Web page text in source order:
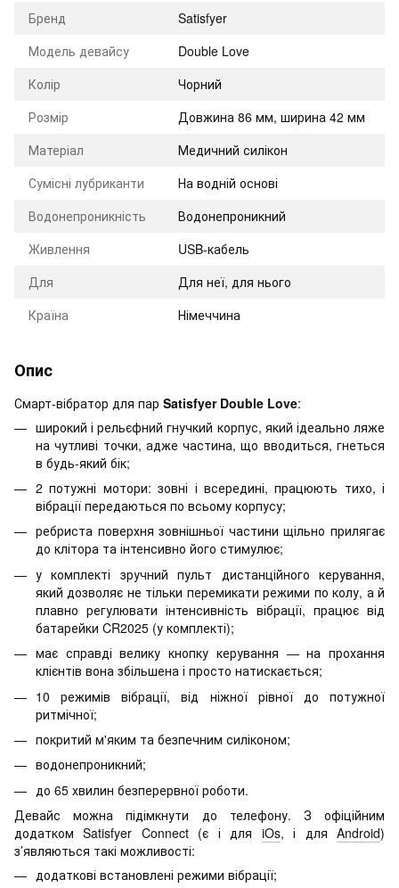
Бренд
Satisfyer
Модель девайсу
Double Love
Колір
Чорний
Розмір
Довжина 86 мм, ширина 42 мм
Матеріал
Медичний силікон
Сумісні лубриканти
На водній основі
Водонепроникність
Водонепроникний
Живлення
USB-кабель
Для
Для неї, для нього
Країна
Німеччина
Опис
Смарт-вібратор для пар Satisfyer Double Love:
широкий і рельєфний гнучкий корпус, який ідеально ляже
на чутливі точки, адже частина, що вводиться, гнеться
в будь-який бік;
2 потужні мотори: зовні і всередині, працюють тихо, і
вібрації передаються по всьому корпусу;
ребриста поверхня зовнішньої частини щільно прилягає
до клітора та інтенсивно його стимулює;
у комплекті зручний пульт дистанційного керування,
який дозволяє не тільки перемикати режими по колу, а й
плавно регулювати інтенсивність вібрації, працює від
батарейки CR2025 (у комплекті);
має справді велику кнопку керування — на прохання
клієнтів вона збільшена і просто натискається;
10 режимів вібрації, від ніжної рівної до потужної
ритмічної;
покритий м'яким та безпечним силіконом;
водонепроникний;
до 65 хвилин безперервної роботи.
Девайс можна підімкнути до телефону. З офіційним
додатком Satisfyer Connect (є і для iOs, і дляAndroid)
з’являються такі можливості:
додаткові встановлені режими вібрації;